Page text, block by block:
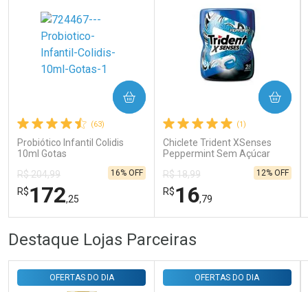
Ativar Desconto
Comprar sem Desconto
Por R$ 31,35/cada
Comprar sem Desconto
Por R$ 31,35/cada
(63)
Probiótico Infantil Colidis
10ml Gotas
R$ 204,99
R$172,25
16% OFF
COMPRAR
FECHAR
Laboratório
FECHAR
Por Menos
(1)
Chiclete Trident XSenses
Peppermint Sem Açúcar
R$ 18,99
R$16,79
12% OFF
COMPRAR
Por Menos
Destaque Lojas Parceiras
OFERTAS DO DIA OFERTAS DO DIA